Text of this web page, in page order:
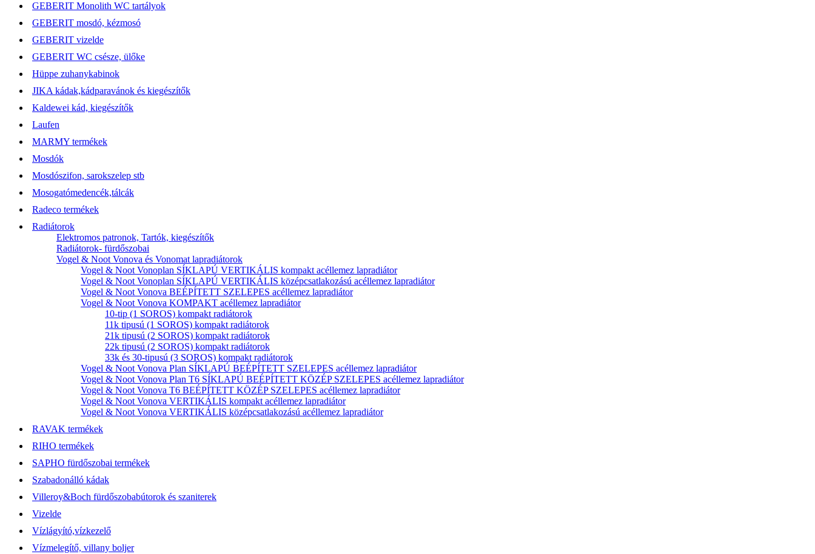
GEBERIT Monolith WC tartályok
GEBERIT mosdó, kézmosó
GEBERIT vizelde
GEBERIT WC csésze, ülőke
Hüppe zuhanykabinok
JIKA kádak,kádparavánok és kiegészítők
Kaldewei kád, kiegészítők
Laufen
MARMY termékek
Mosdók
Mosdószifon, sarokszelep stb
Mosogatómedencék,tálcák
Radeco termékek
Radiátorok
Elektromos patronok, Tartók, kiegészítők
Radiátorok- fürdőszobai
Vogel & Noot Vonova és Vonomat lapradiátorok
Vogel & Noot Vonoplan SÍKLAPÚ VERTIKÁLIS kompakt acéllemez lapradiátor
Vogel & Noot Vonoplan SÍKLAPÚ VERTIKÁLIS középcsatlakozású acéllemez lapradiátor
Vogel & Noot Vonova BEÉPÍTETT SZELEPES acéllemez lapradiátor
Vogel & Noot Vonova KOMPAKT acéllemez lapradiátor
10-tip (1 SOROS) kompakt radiátorok
11k tipusú (1 SOROS) kompakt radiátorok
21k tipusú (2 SOROS) kompakt radiátorok
22k tipusú (2 SOROS) kompakt radiátorok
33k és 30-tipusú (3 SOROS) kompakt radiátorok
Vogel & Noot Vonova Plan SÍKLAPÚ BEÉPÍTETT SZELEPES acéllemez lapradiátor
Vogel & Noot Vonova Plan T6 SÍKLAPÚ BEÉPÍTETT KÖZÉP SZELEPES acéllemez lapradiátor
Vogel & Noot Vonova T6 BEÉPÍTETT KÖZÉP SZELEPES acéllemez lapradiátor
Vogel & Noot Vonova VERTIKÁLIS kompakt acéllemez lapradiátor
Vogel & Noot Vonova VERTIKÁLIS középcsatlakozású acéllemez lapradiátor
RAVAK termékek
RIHO termékek
SAPHO fürdőszobai termékek
Szabadonálló kádak
Villeroy&Boch fürdőszobabútorok és szaniterek
Vizelde
Vízlágyító,vízkezelő
Vízmelegítő, villany boljer